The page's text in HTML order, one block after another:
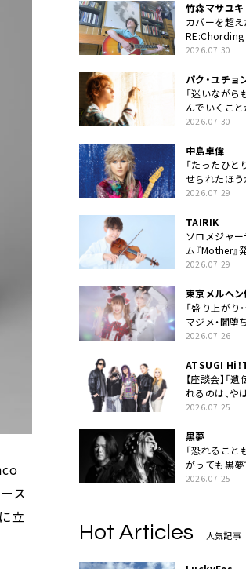
ス
立
竹森マサユキ
カバーを超
RE:Chording
2026.07.30
パク・ユチョ
「迷いながら
んでいくこと
2026.07.30
中島卓偉
「たったひと
せられたほう
2026.07.29
TAIRIK
ソロメジャ
ム『Mother』
2026.07.29
東京メルヘ
「盛り上がり
マジメ・闇堕
2026.07.26
ATSUGI Hi
Rock
【座談会】「
れるのは、や
2026.07.25
黒夢
「恐れること
がっても黒夢
2026.07.25
Hot Articles 人気記事